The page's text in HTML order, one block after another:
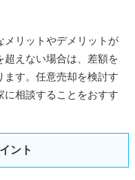
メリットやデメリットが
超えない場合は、差額を
す。任意売却を検討す
に相談することをおすす
ント